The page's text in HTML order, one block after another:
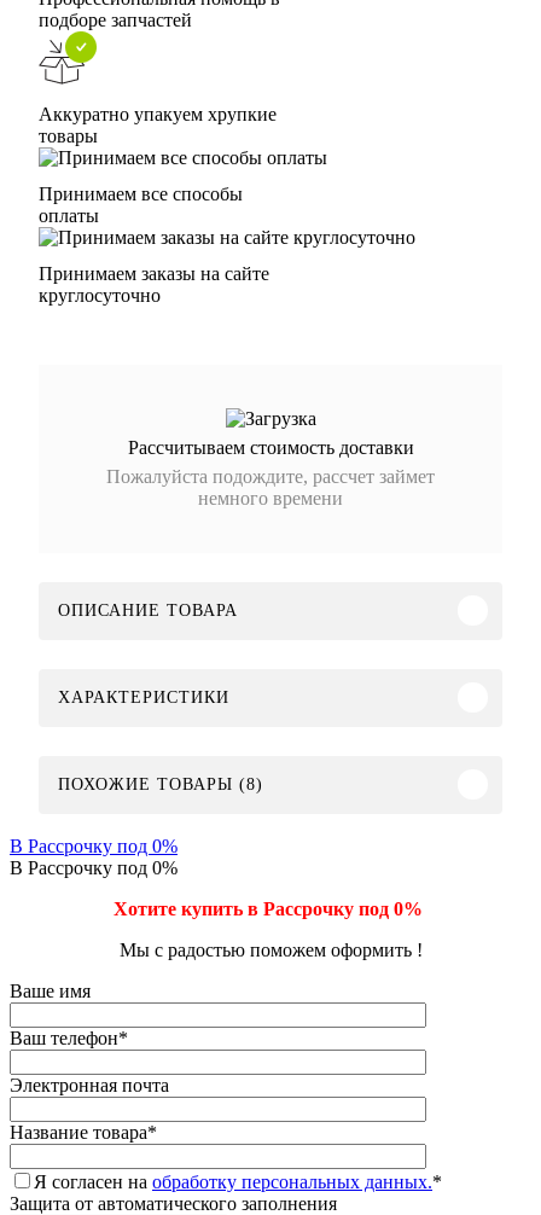
подборе запчастей
Аккуратно упакуем хрупкие
товары
Принимаем все способы
оплаты
Принимаем заказы на сайте
круглосуточно
Рассчитываем стоимость доставки
Пожалуйста подождите, рассчет займет
немного времени
ОПИСАНИЕ ТОВАРА
ХАРАКТЕРИСТИКИ
ПОХОЖИЕ ТОВАРЫ (8)
В Рассрочку под 0%
В Рассрочку под 0%
Хотите купить в Рассрочку под 0%
Мы с радостью поможем оформить !
Ваше имя
Ваш телефон*
Электронная почта
Название товара*
Я согласен на обработку персональных данных.*
Защита от автоматического заполнения